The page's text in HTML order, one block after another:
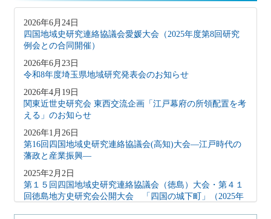
2026年6月24日
四国地域史研究連絡協議会愛媛大会（2025年度第8回研究
例会との合同開催）
2026年6月23日
令和8年度埼玉県地域研究発表会のお知らせ
2026年4月19日
関東近世史研究会 東西交流企画「江戸幕府の所領配置を考
える」のお知らせ
2026年1月26日
第16回四国地域史研究連絡協議会(高知)大会―江戸時代の
藩政と産業振興―
2025年2月2日
第１５回四国地域史研究連絡協議会（徳島）大会・第４１
回徳島地方史研究会公開大会 「四国の城下町」（2025年